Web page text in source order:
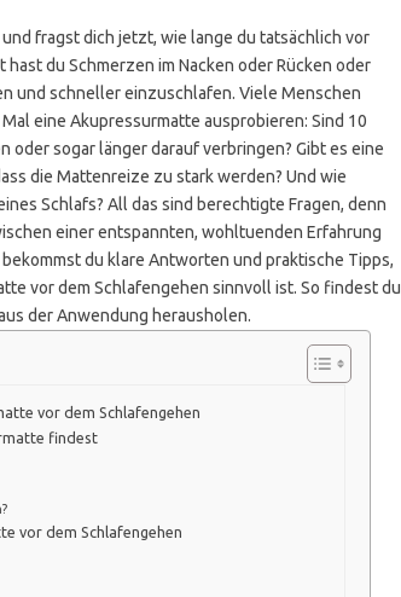
fragst dich jetzt, wie lange du tatsächlich vor
du Schmerzen im Nacken oder Rücken oder
und schneller einzuschlafen. Viele Menschen
eine Akupressurmatte ausprobieren: Sind 10
sogar länger darauf verbringen? Gibt es eine
die Mattenreize zu stark werden? Und wie
Schlafs? All das sind berechtigte Fragen, denn
einer entspannten, wohltuenden Erfahrung
du klare Antworten und praktische Tipps,
vor dem Schlafengehen sinnvoll ist. So findest du
der Anwendung herausholen.
vor dem Schlafengehen
findest
vor dem Schlafengehen